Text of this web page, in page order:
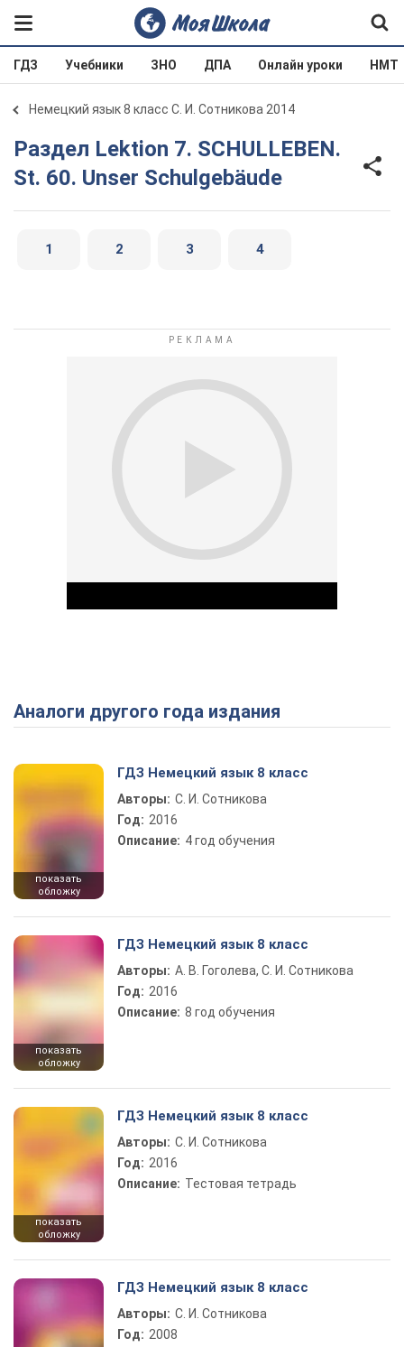
ГДЗ Учебники ЗНО ДПА Онлайн уроки НМТ
Немецкий язык 8 класс С. И. Сотникова 2014
Раздел Lektion 7. SCHULLEBEN.
St. 60. Unser Schulgebäude
1 2 3 4
Play Video
Аналоги другого года издания
показать
обложку
ГДЗ Немецкий язык 8 класс
Авторы: С. И. Сотникова
Год: 2016
Описание: 4 год обучения
показать
обложку
ГДЗ Немецкий язык 8 класс
Авторы: А. В. Гоголева, С. И. Сотникова
Год: 2016
Описание: 8 год обучения
показать
обложку
ГДЗ Немецкий язык 8 класс
Авторы: С. И. Сотникова
Год: 2016
Описание: Тестовая тетрадь
ГДЗ Немецкий язык 8 класс
Авторы: С. И. Сотникова
Год: 2008